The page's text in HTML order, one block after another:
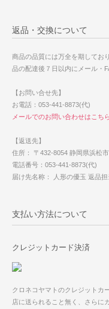
返品・交換について
商品の品質には万全を期してお
品の配達後７日以内にメール・
【お問い合せ先】
お電話：053-441-8873(代)
メールでのお問い合わせはこち
【返送先】
住所： 〒432-8054 静岡県浜松
電話番号：053-441-8873(代)
届け先名称： 人形の優玉 返品担
支払い方法について
クレジットカード決済
クロネコヤマトのクレジットカ
店に送られること無く、さらに